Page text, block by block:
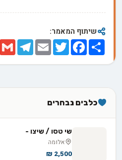
שיתוף המאמר:
Share
Facebook
Twitter
Email
Telegram
כלבים נבחרים
שי טסו / שיצו -
אלומה
2,500 ₪